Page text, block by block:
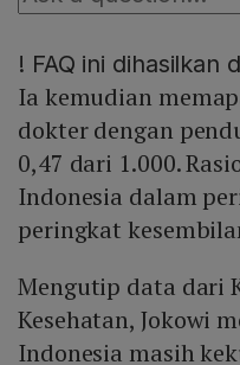
! FAQ ini dihasilkan
Ia kemudian
dokter dengan
0,47 dari 1.000.
Indonesia dalam
peringkat
Mengutip data dari
Kesehatan, Jokowi
Indonesia masih